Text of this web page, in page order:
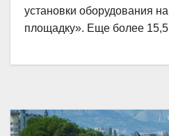
установки оборудования
площадку». Еще более